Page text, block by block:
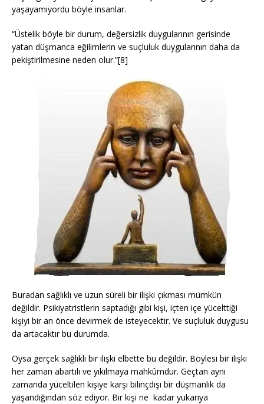
yaşayamıyordu böyle insanlar.
“Üstelik böyle bir durum, değersizlik duygularının gerisinde
yatan düşmanca eğilimlerin ve suçluluk duygularının daha da
pekiştirilmesine neden olur.”[8]
Buradan sağlıklı ve uzun süreli bir ilişki çıkması mümkün
değildir. Psikiyatristlerin saptadığı gibi kişi, içten içe yücelttiği
kişiyi bir an önce devirmek de isteyecektir. Ve suçluluk duygusu
da artacaktır bu durumda.
Oysa gerçek sağlıklı bir ilişki elbette bu değildir. Böylesi bir ilişki
her zaman abartılı ve yıkılmaya mahkûmdur. Geçtan aynı
zamanda yüceltilen kişiye karşı bilinçdışı bir düşmanlık da
yaşandığından söz ediyor. Bir kişi ne kadar yukarıya